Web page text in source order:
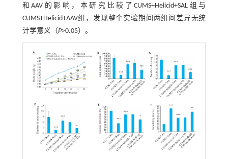
和AAV的影响，本研究比较了CUMS+Helicid+SAL组与
CUMS+Helicid+AAV组，发现整个实验期间两组间差异无统
计学意义（P>0.05）。